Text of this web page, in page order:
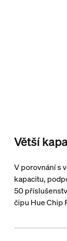
Větší
V porovnání s
kapacitu,
50
čipu Hue Chip